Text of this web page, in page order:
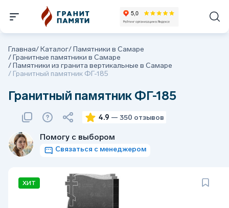
Главная/Каталог/Памятники в Самаре
/Гранитные памятники в Самаре
/Памятники из гранита вертикальные в Самаре
/ Гранитный памятник ФГ-185
Гранитный памятник ФГ-185
4.9 — 350 отзывов
Помогу с выбором
Связаться с менеджером
ХИТ